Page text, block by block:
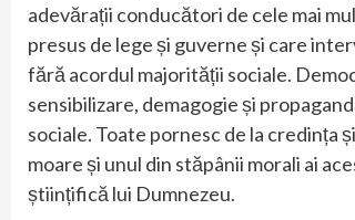
adevărații conducători de cele mai
presus de lege și guverne și care
fără acordul majorității sociale.
sensibilizare, demagogie și
sociale. Toate pornesc de la credința
moare și unul din stăpânii morali ai
științifică lui Dumnezeu.